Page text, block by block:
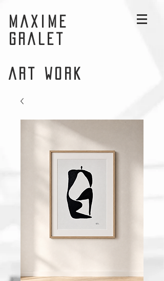
MAXIME
GRALET
ART WORK